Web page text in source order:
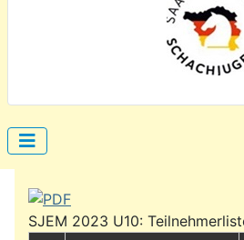
SJEM 2023 U10: